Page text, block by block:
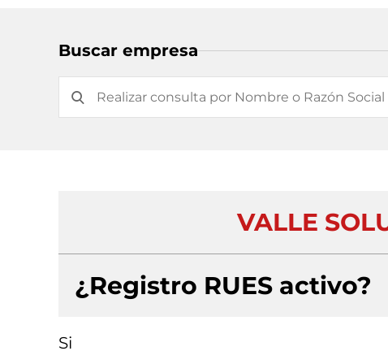
Buscar empresa
VALLE
¿Registro RUES activo?
Si